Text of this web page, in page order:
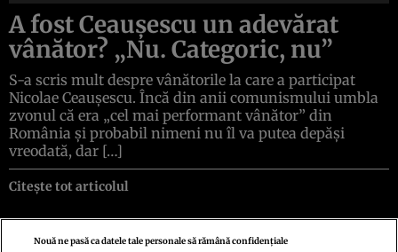
A fost Ceaușescu un adevărat
vânător? „Nu. Categoric, nu”
S-a scris mult despre vânătorile la care a participat
Nicolae Ceaușescu. Încă din anii comunismului umbla
zvonul că era „cel mai performant vânător” din
România și probabil nimeni nu îl va putea depăși
vreodată, dar […]
Citește tot articolul
Nouă ne pasă ca datele tale personale să rămână confidențiale